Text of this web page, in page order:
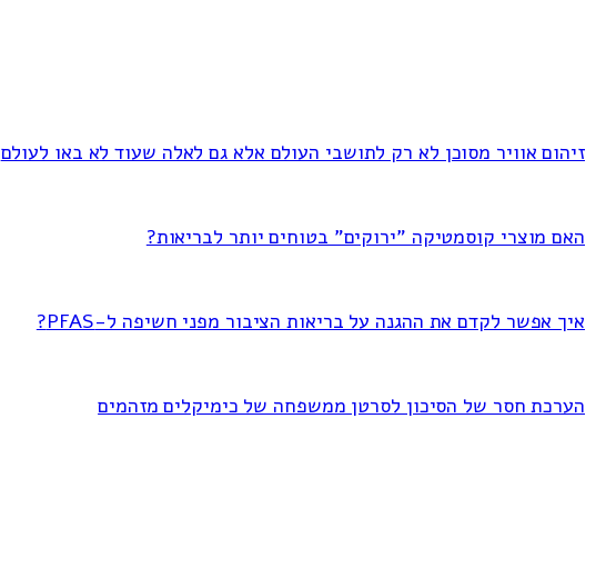
זיהום אוויר מסוכן לא רק לתושבי העולם אלא גם לאלה שעוד לא באו לעולם
האם מוצרי קוסמטיקה "ירוקים" בטוחים יותר לבריאות?
איך אפשר לקדם את ההגנה על בריאות הציבור מפני חשיפה ל-PFAS?
הערכת חסר של הסיכון לסרטן ממשפחה של כימיקלים מזהמים